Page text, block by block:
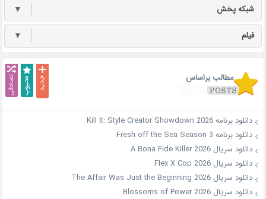
شبکه پخش ▼
فیلم ▼
مطالب براساس
دانلود برنامه Kill It: Style Creator Showdown 2026
دانلود برنامه Fresh off the Sea Season 3
دانلود سریال A Bona Fide Killer 2026
دانلود سریال Flex X Cop 2026
دانلود سریال The Affair Was Just the Beginning 2026
دانلود سریال Blossoms of Power 2026